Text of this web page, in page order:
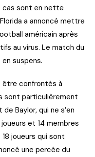
cas sont en nette
a annoncé mettre
américain après
au virus. Le match du
suspens.
être confrontés à
sont particulièrement
Baylor, qui ne s’en
et 14 membres
joueurs qui sont
une percée du